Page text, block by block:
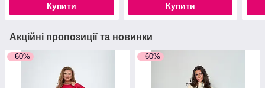
Купити Купити
Акційні пропозиції та новинки
–60% –60%